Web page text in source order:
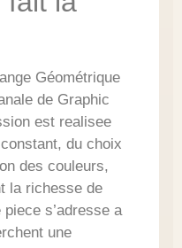
Géométrique
de Graphic
est realisee
du choix
des couleurs,
la richesse de
piece s’adresse a
une